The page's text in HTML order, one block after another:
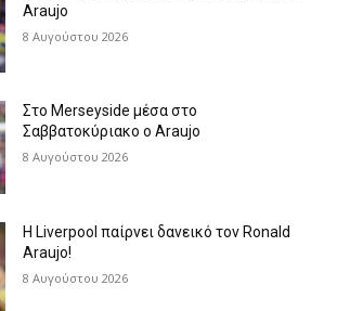
Araujo
8 Αυγούστου 2026
Στο Merseyside μέσα στο
Σαββατοκύριακο ο Araujo
8 Αυγούστου 2026
Η Liverpool παίρνει δανεικό τον Ronald
Araujo!
8 Αυγούστου 2026